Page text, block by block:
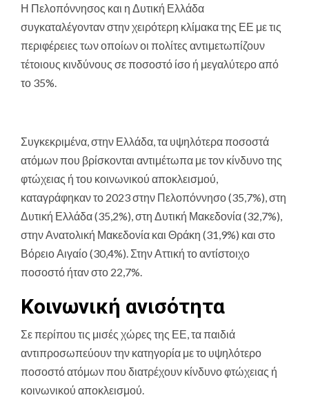
Η Πελοπόννησος και η Δυτική Ελλάδα
συγκαταλέγονταν στην χειρότερη κλίμακα της ΕΕ με τις
περιφέρειες των οποίων οι πολίτες αντιμετωπίζουν
τέτοιους κινδύνους σε ποσοστό ίσο ή μεγαλύτερο από
το 35%.
Συγκεκριμένα, στην Ελλάδα, τα υψηλότερα ποσοστά
ατόμων που βρίσκονται αντιμέτωπα με τον κίνδυνο της
φτώχειας ή του κοινωνικού αποκλεισμού,
καταγράφηκαν το 2023 στην Πελοπόννησο (35,7%), στη
Δυτική Ελλάδα (35,2%), στη Δυτική Μακεδονία (32,7%),
στην Ανατολική Μακεδονία και Θράκη (31,9%) και στο
Βόρειο Αιγαίο (30,4%). Στην Αττική το αντίστοιχο
ποσοστό ήταν στο 22,7%.
Κοινωνική ανισότητα
Σε περίπου τις μισές χώρες της ΕΕ, τα παιδιά
αντιπροσωπεύουν την κατηγορία με το υψηλότερο
ποσοστό ατόμων που διατρέχουν κίνδυνο φτώχειας ή
κοινωνικού αποκλεισμού.